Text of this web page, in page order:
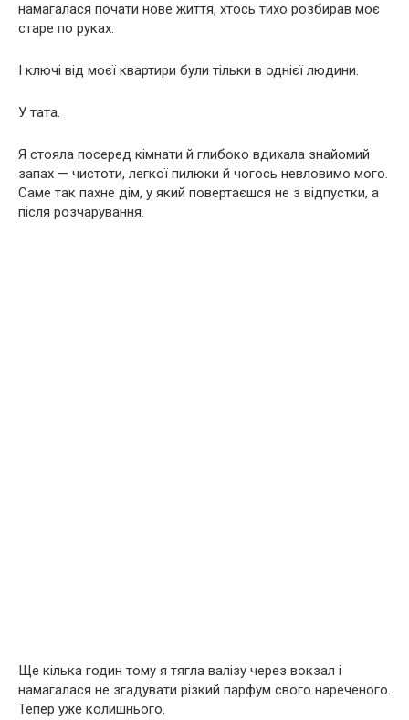
намагалася почати нове життя, хтось тихо розбирав моє
старе по руках.
І ключі від моєї квартири були тільки в однієї людини.
У тата.
Я стояла посеред кімнати й глибоко вдихала знайомий
запах — чистоти, легкої пилюки й чогось невловимо мого.
Саме так пахне дім, у який повертаєшся не з відпустки, а
після розчарування.
Ще кілька годин тому я тягла валізу через вокзал і
намагалася не згадувати різкий парфум свого нареченого.
Тепер уже колишнього.